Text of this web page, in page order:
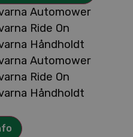
Automower
Ride On
Håndholdt
Automower
Ride On
Håndholdt